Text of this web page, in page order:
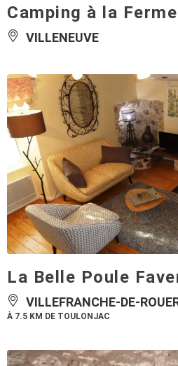
Camping à la
VILLENEUVE
La Belle Poule
VILLEFRANCHE-DE-
À 7.5 KM DE TOULONJAC